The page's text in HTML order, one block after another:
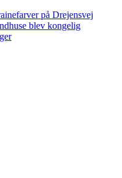
på Drejensvej
blev kongelig